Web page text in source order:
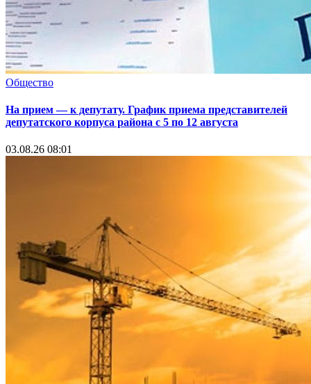
Общество
На прием — к депутату. График приема представителей
депутатского корпуса района с 5 по 12 августа
03.08.26 08:01